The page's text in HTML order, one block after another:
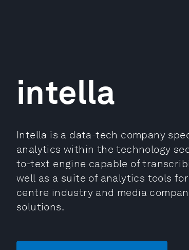
intella
Intella is a data-tech company
analytics within the technology
to-text engine capable of
well as a suite of analytics tools
centre industry and media
solutions.